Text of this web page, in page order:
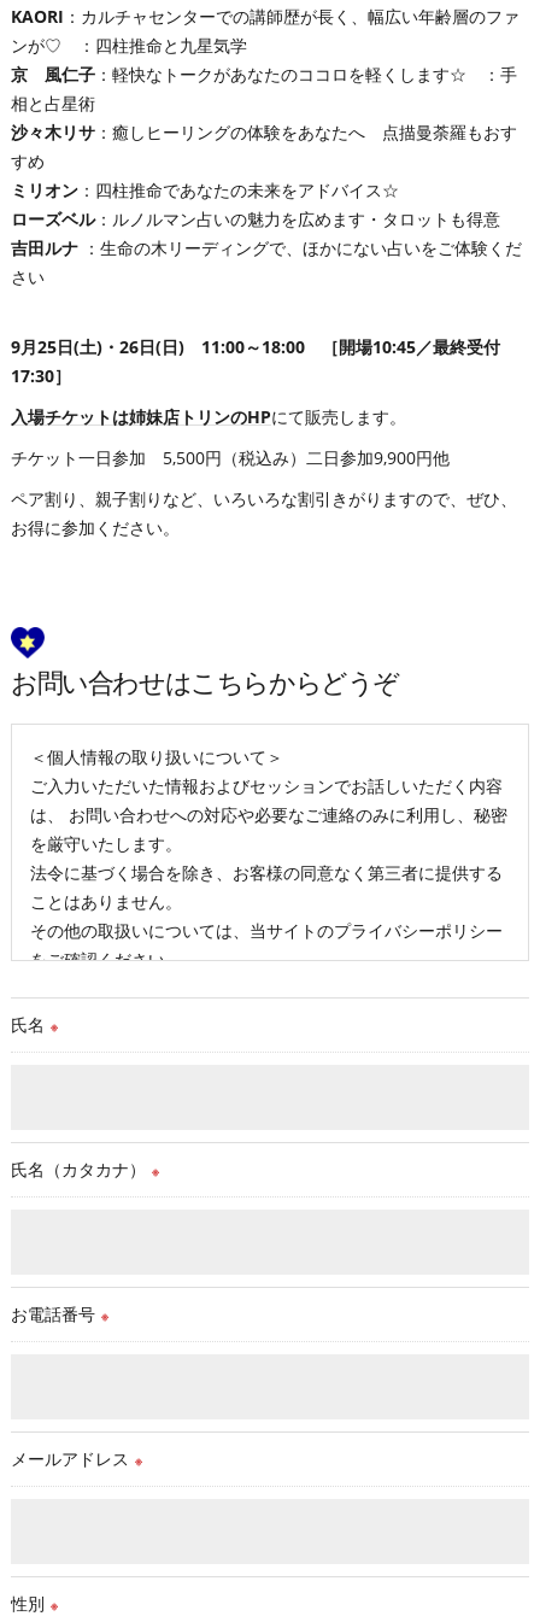
KAORI ：カルチャセンターでの講師歴が長く、幅広い年齢層のファ
ンが♡ ：四柱推命と九星気学
京 風仁子：軽快なトークがあなたのココロを軽くします☆ ：手
相と占星術
沙々木リサ：癒しヒーリングの体験をあなたへ 点描曼荼羅もおす
すめ
ミリオン：四柱推命であなたの未来をアドバイス☆
ローズベル：ルノルマン占いの魅力を広めます・タロットも得意
吉田ルナ：生命の木リーディングで、ほかにない占いをご体験くだ
さい
9月25日(土)・26日(日) 11:00～18:00 ［開場10:45／最終受付
17:30］
入場チケットは姉妹店トリンのHPにて販売します。
チケット一日参加 5,500円（税込み）二日参加9,900円他
ペア割り、親子割りなど、いろいろな割引きがりますので、ぜひ、
お得に参加ください。
お問い合わせはこちらからどうぞ
＜個人情報の取り扱いについて＞
ご入力いただいた情報およびセッションでお話しいただく内容
は、 お問い合わせへの対応や必要なご連絡のみに利用し、秘密
を厳守いたします。
法令に基づく場合を除き、お客様の同意なく第三者に提供する
ことはありません。
その他の取扱いについては、当サイトのプライバシーポリシー
をご確認ください。
氏名 ※
氏名（カタカナ） ※
お電話番号 ※
メールアドレス ※
性別 ※